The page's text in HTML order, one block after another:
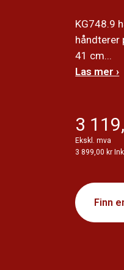
KG748.9
håndterer
41 cm...
Las mer ›
3
Ekskl. mva
3 899,00 kr
Finn